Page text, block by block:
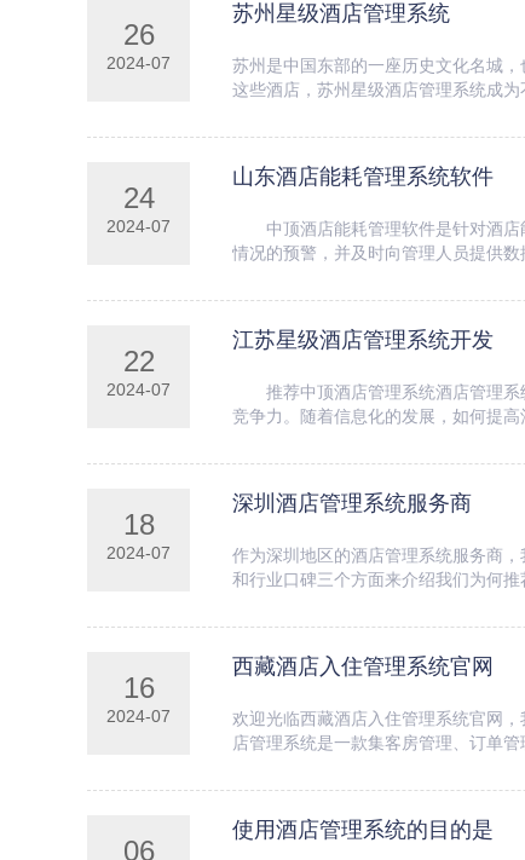
26
2024-07
苏州星级酒店管理系统
苏州是中国东部的一座历史文化名城
这些酒店，苏州星级酒店管理系统成
24
2024-07
山东酒店能耗管理系统软件
中顶酒店能耗管理软件是针对酒店
情况的预警，并及时向管理人员
22
2024-07
江苏星级酒店管理系统开发
推荐中顶酒店管理系统酒店管理系
竞争力。随着信息化的发展，如何提
18
2024-07
深圳酒店管理系统服务商
作为深圳地区的酒店管理系统服务商
和行业口碑三个方面来介绍我们为何
16
2024-07
西藏酒店入住管理系统官网
欢迎光临西藏酒店入住管理系统官网
店管理系统是一款集客房管理、订单
06
使用酒店管理系统的目的是